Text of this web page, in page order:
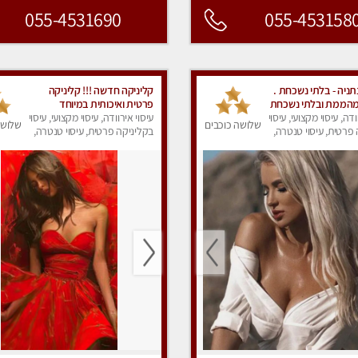
055-
055-4531690
- בלתי נשכחת .
ובלתי נשכחת
למפגש בלתי נשכח
עיסוי מקצועי, עיסוי
פרטית, עיסוי טנטרה,
שלושה כוכבים
קליניקה חדשה !!! קליניקה
פרטית ואיכותית במיוחד
בהרצליה
עיסוי אירוודה, עיסוי מקצועי, עיסוי
בקליניקה פרטית, עיסוי טנטרה,